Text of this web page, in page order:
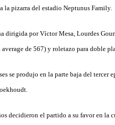
la pizarra del estadio Neptunus Family.
dirigida por Víctor Mesa, Lourdes
de 567) y roletazo para doble
se produjo en la parte baja del
decidieron el partido a su favor en la